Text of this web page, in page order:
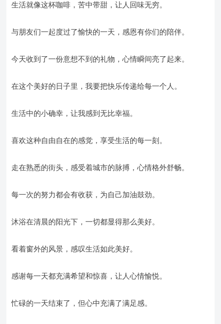
生活就像这杯咖啡，苦中带甜，让人回味无穷。
与朋友们一起度过了愉快的一天，感恩有你们的陪伴。
今天收到了一份意想不到的礼物，心情瞬间亮了起来。
在这个美好的日子里，我要把快乐传递给每一个人。
生活中的小确幸，让我感到无比幸福。
喜欢这种自由自在的感觉，享受生活的每一刻。
走在熟悉的街头，感受着城市的脉搏，心情格外舒畅。
每一次的努力都会有收获，为自己加油鼓劲。
沐浴在清晨的阳光下，一切都显得那么美好。
看着窗外的风景，感叹生活如此美好。
感谢每一天都充满希望和惊喜，让人心情愉悦。
忙碌的一天结束了，但心中充满了满足感。